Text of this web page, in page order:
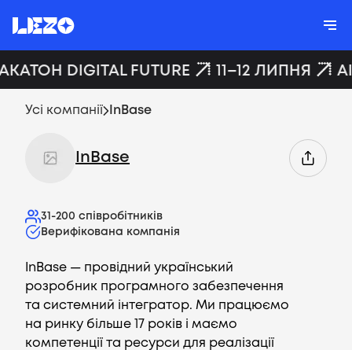
DIGITAL FUTURE 11–12 ЛИПНЯ
Усі компанії InBase
InBase
31-200 співробітників
Верифікована компанія
InBase — провідний український
розробник програмного забезпечення
та системний інтегратор. Ми працюємо
на ринку більше 17 років і маємо
компетенції та ресурси для реалізації